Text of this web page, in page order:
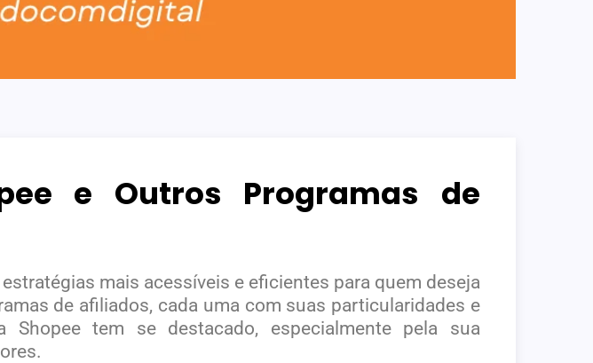
e Outros Programas de
mais acessíveis e eficientes para quem deseja
de afiliados, cada uma com suas particularidades e
tem se destacado, especialmente pela sua